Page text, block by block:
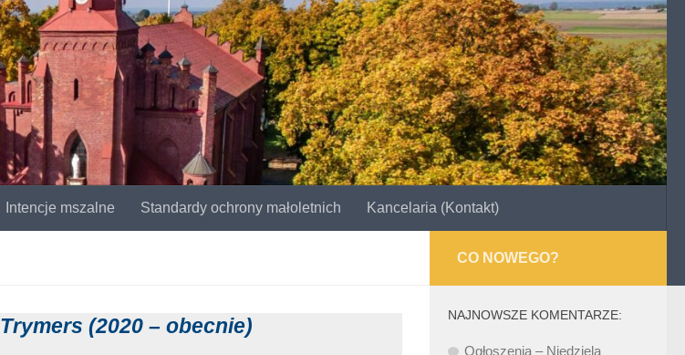
Intencje mszalne Standardy ochrony małoletnich Kancelaria (Kontakt)
Trymers (2020 – obecnie)
CO NOWEGO?
NAJNOWSZE KOMENTARZE:
Ogłoszenia – Niedziela